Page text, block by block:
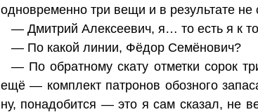
одновременно три вещи и в результате не
— Дмитрий Алексеевич, я… то есть я к
— По какой линии, Фёдор Семёнович?
— По обратному скату отметки сорок
ещё — комплект патронов обозного
ну, понадобится — это я сам сказал, не